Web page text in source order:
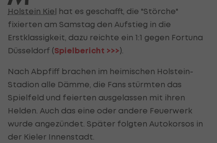
Holstein Kiel hat es geschafft, die "Störche"
fixierten am Samstag den Aufstieg in die
Erstklassigkeit, dazu reichte ein 1:1 gegen Fortuna
Düsseldorf (Spielbericht >>>).
Nach Abpfiff brachen im heimischen Holstein-
Stadion alle Dämme, die Fans stürmten das
Spielfeld und feierten ausgelassen mit ihren
Helden. Auch das eine oder andere Feuerwerk
wurde angezündet. Später folgten Autokorsos in
der Kieler Innenstadt.